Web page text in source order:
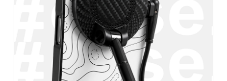
E-mail*
A nevem, e-mail címem, és
weboldalcímem mentése a